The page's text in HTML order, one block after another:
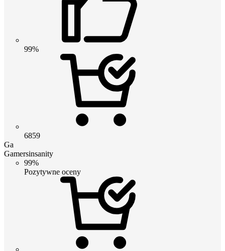
99%
6859
Ga
Gamersinsanity
99%
Pozytywne oceny